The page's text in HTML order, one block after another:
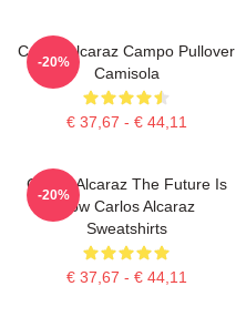
Carlos Alcaraz Campo Pullover
Camisola
€ 37,67 - € 44,11
-20%
Carlos Alcaraz The Future Is
Now Carlos Alcaraz
Sweatshirts
€ 37,67 - € 44,11
-20%